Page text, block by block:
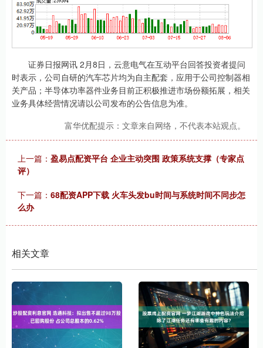
证券日报网讯 2月8日，云意电气在互动平台回答投资者提问
时表示，公司自研的汽车芯片均为自主配套，应用于公司控制器相
关产品；半导体功率器件业务目前正积极推进市场份额拓展，相关
业务具体经营情况请以公司发布的公告信息为准。
富华优配提示：文章来自网络，不代表本站观点。
上一篇： 盈易点配资平台 企业主动突围 政策系统支撑（专家点
评）
下一篇： 68配资APP下载 火车头发bu时间与系统时间不同步怎
么办
相关文章